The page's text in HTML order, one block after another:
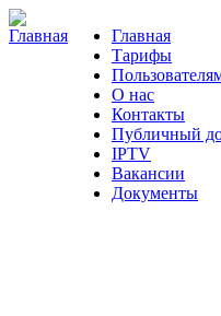
Главная
Тарифы
О нас
Контакты
Публичный
IPTV
Вакансии
Документы